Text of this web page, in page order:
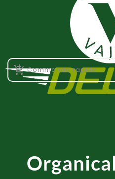
Commande rapide